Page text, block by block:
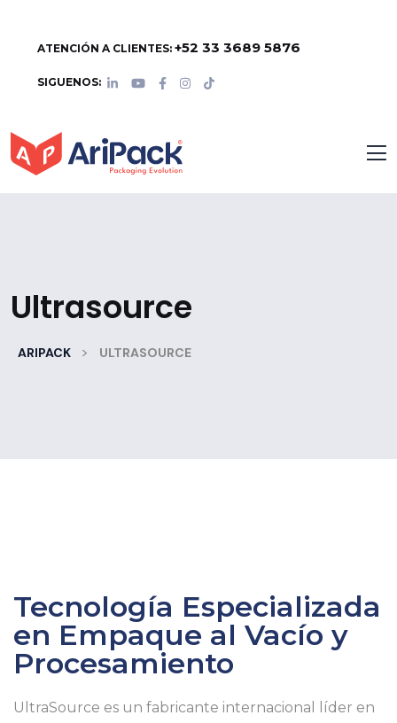
ATENCIÓN A CLIENTES: +52 33 3689 5876
SIGUENOS:
Ultrasource
ARIPACK > ULTRASOURCE
Tecnología Especializada
en Empaque al Vacío y
Procesamiento
UltraSource es un fabricante internacional líder en